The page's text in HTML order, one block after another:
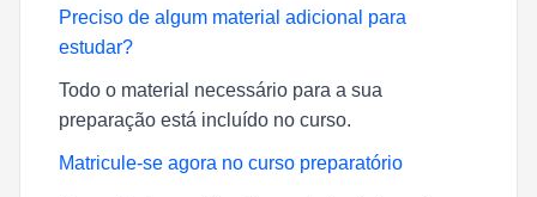
Preciso de algum material adicional para
estudar?
Todo o material necessário para a sua
preparação está incluído no curso.
Matricule-se agora no curso preparatório